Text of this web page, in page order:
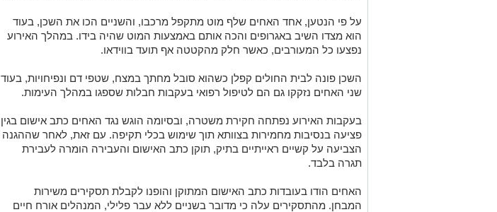
על פי הנטען, אחד האחים שלף מוט מתקפל מרכבו, והשניים הכו את השכן, בעוד
הוא מצדו השיב באגרופים והכה אותם באמצעות המוט שהיה בידו. במהלך האירוע
נפצעו כל המעורבים, כאשר חלק מהקטטה אף תועד בווידאו.
השכן פונה לבית החולים קפלן כשהוא סובל מחתך במצח, שטפי דם ונפיחויות, בעוד
שני האחים נזקקו גם הם לטיפול רפואי בעקבות חבלות שספגו במהלך העימות.
בעקבות האירוע נפתחה חקירת משטרה, ובסיומה הוגש נגד האחים כתב אישום בגין
פציעה בנסיבות מחמירות בצוותא תוך שימוש בכלי תקיפה. עם זאת, לאחר שההגנה
הצביעה על קשיים ראייתיים בתיק, תוקן כתב האישום והעבירה הומרה לעבירת
תגרה בלבד.
האחים הודו בעובדות כתב האישום המתוקן והופנו לקבלת תסקירים משירות
המבחן. מהתסקירים עלה כי מדובר בשניים ללא עבר פלילי, המנהלים אורח חיים